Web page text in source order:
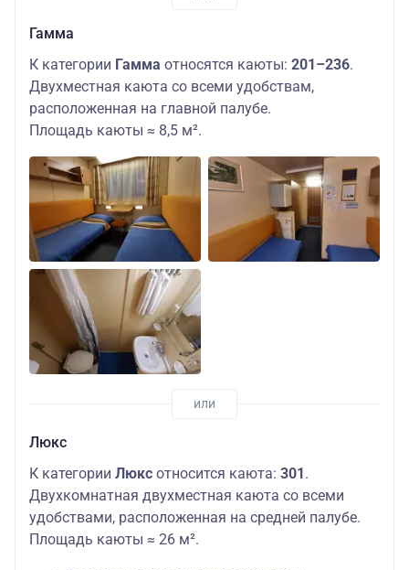
Гамма
К категории Гамма относятся каюты: 201–236.
Двухместная каюта со всеми удобствам,
расположенная на главной палубе.
Площадь каюты ≈ 8,5 м².
Люкс
К категории Люкс относится каюта: 301.
Двухкомнатная двухместная каюта со всеми
удобствами, расположенная на средней палубе.
Площадь каюты ≈ 26 м².